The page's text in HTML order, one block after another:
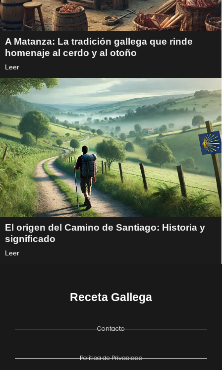
A Matanza: La tradición gallega que rinde
homenaje al cerdo y al otoño
Leer
El origen del Camino de Santiago: Historia y
significado
Leer
Receta Gallega
Contacto
Política de Privacidad